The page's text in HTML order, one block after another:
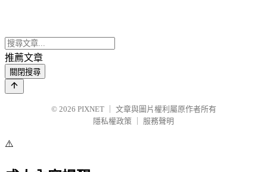
推薦文章
關閉搜尋
© 2026 PIXNET
文章與圖片權利屬原作者所有
隱私權政策
服務聲明
⚠️